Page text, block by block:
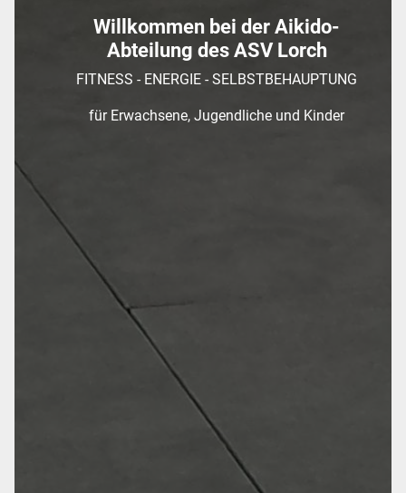
Willkommen bei der Aikido-
Abteilung des ASV Lorch
FITNESS - ENERGIE - SELBSTBEHAUPTUNG
für Erwachsene, Jugendliche und Kinder